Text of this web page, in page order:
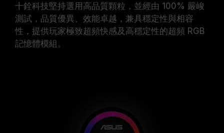
十銓科技堅持選用高品質顆粒，並經由 100% 嚴峻
測試，品質優異、效能卓越，兼具穩定性與相容
性，提供玩家極致超頻快感及高穩定性的超頻 RGB
記憶體模組。